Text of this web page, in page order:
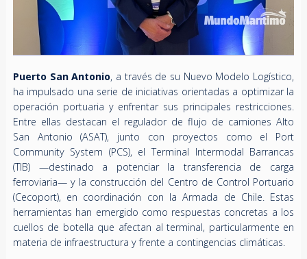
Puerto San Antonio, a través de su Nuevo Modelo Logístico,
ha impulsado una serie de iniciativas orientadas a optimizar la
operación portuaria y enfrentar sus principales restricciones.
Entre ellas destacan el regulador de flujo de camiones Alto
San Antonio (ASAT), junto con proyectos como el Port
Community System (PCS), el Terminal Intermodal Barrancas
(TIB) —destinado a potenciar la transferencia de carga
ferroviaria— y la construcción del Centro de Control Portuario
(Cecoport), en coordinación con la Armada de Chile. Estas
herramientas han emergido como respuestas concretas a los
cuellos de botella que afectan al terminal, particularmente en
materia de infraestructura y frente a contingencias climáticas.